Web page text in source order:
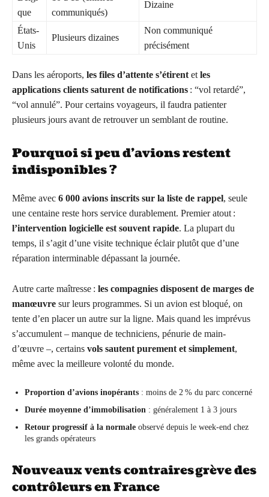
que
communiqués)
Dizaine
États-
Unis
Plusieurs dizaines
Non communiqué
précisément
Dans les aéroports, les files d’attente s’étirent et les
applications clients saturent de notifications : “vol retardé”,
“vol annulé”. Pour certains voyageurs, il faudra patienter
plusieurs jours avant de retrouver un semblant de routine.
Pourquoi si peu d’avions restent
indisponibles ?
Même avec 6 000 avions inscrits sur la liste de rappel, seule
une centaine reste hors service durablement. Premier atout :
l’intervention logicielle est souvent rapide. La plupart du
temps, il s’agit d’une visite technique éclair plutôt que d’une
réparation interminable dépassant la journée.
Autre carte maîtresse : les compagnies disposent de marges de
manœuvre sur leurs programmes. Si un avion est bloqué, on
tente d’en placer un autre sur la ligne. Mais quand les imprévus
s’accumulent – manque de techniciens, pénurie de main-
d’œuvre –, certains vols sautent purement et simplement,
même avec la meilleure volonté du monde.
Proportion d’avions inopérants : moins de 2 % du parc concerné
Durée moyenne d’immobilisation : généralement 1 à 3 jours
Retour progressif à la normale observé depuis le week-end chez
les grands opérateurs
Nouveaux vents contraires grève des
contrôleurs en France